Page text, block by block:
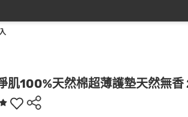
肌100%天然棉超薄護墊天然無